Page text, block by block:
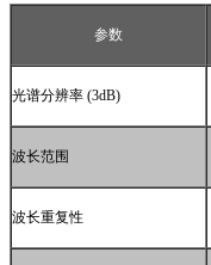
参数
光谱分辨率 (3dB)
波长范围
波长重复性